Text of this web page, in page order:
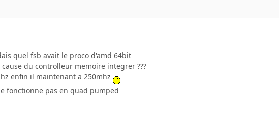
quel fsb avait le proco d'amd 64bit
du controlleur memoire integrer ???
enfin il maintenant a 250mhz
fonctionne pas en quad pumped